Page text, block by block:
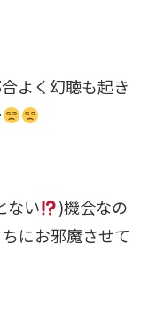
よく幻聴も起き
ない
)機会なの
にお邪魔させて